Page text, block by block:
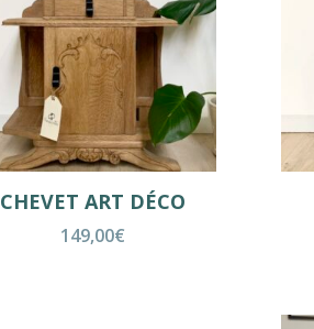
CHEVET ART DÉCO
149,00€